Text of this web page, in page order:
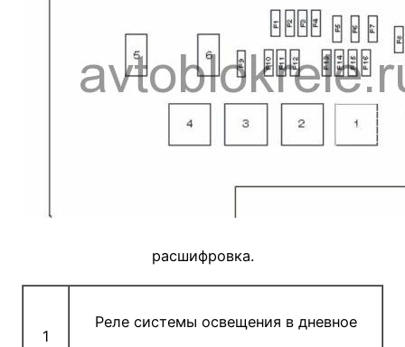
расшифровка.
1
Реле системы освещения в дневное